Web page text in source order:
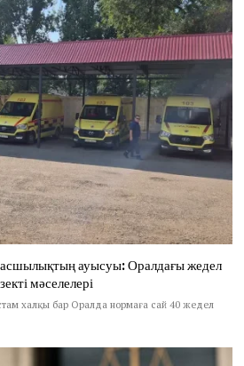
ауысуы: Оралдағы жедел
мәселелері
халқы бар Оралда нормаға сай 40 жедел